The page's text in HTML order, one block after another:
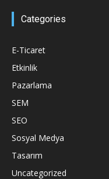
Categories
E-Ticaret
Etkinlik
Pazarlama
SEM
SEO
Sosyal Medya
Tasarım
Uncategorized